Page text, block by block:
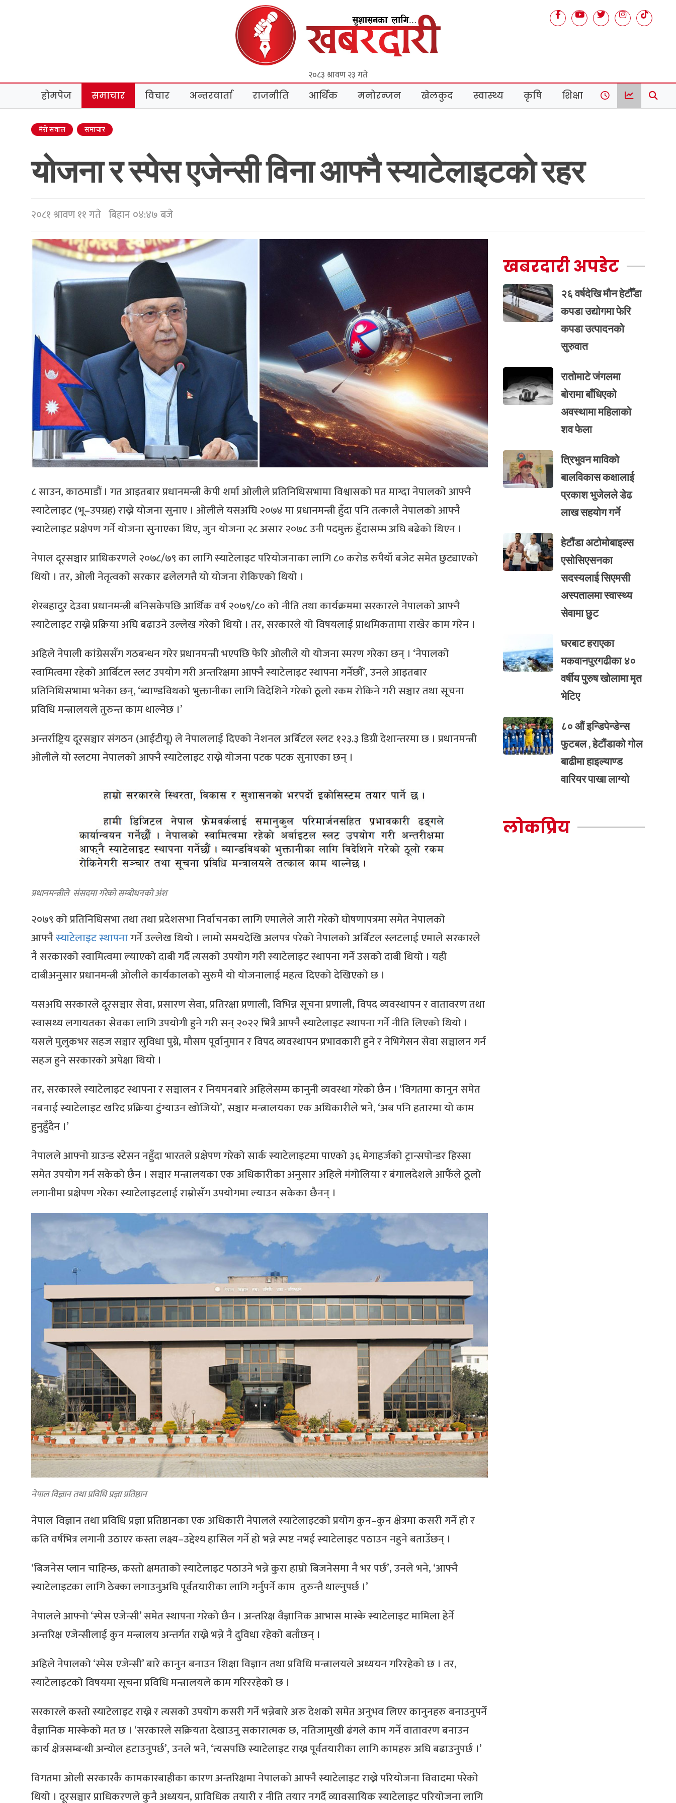
२०८३ श्रावण २३ गते
होमपेज समाचार विचार अन्तरवार्ता राजनीति आर्थिक मनोरन्जन खेलकुद स्वास्थ्य कृषि शिक्षा
मेरो सवाल समाचार
योजना र स्पेस एजेन्सी विना आफ्नै स्याटेलाइटको रहर
२०८१ श्रावण ११ गते बिहान ०४:४७ बजे
८ साउन, काठमाडौं । गत आइतबार प्रधानमन्त्री केपी शर्मा ओलीले प्रतिनिधिसभामा विश्वासको मत माग्दा नेपालको आफ्नै
स्याटेलाइट (भू–उपग्रह) राख्ने योजना सुनाए । ओलीले यसअघि २०७४ मा प्रधानमन्त्री हुँदा पनि तत्कालै नेपालको आफ्नै
स्याटेलाइट प्रक्षेपण गर्ने योजना सुनाएका थिए, जुन योजना २८ असार २०७८ उनी पदमुक्त हुँदासम्म अघि बढेको थिएन ।
नेपाल दूरसञ्चार प्राधिकरणले २०७८/७९ का लागि स्याटेलाइट परियोजनाका लागि ८० करोड रुपैयाँ बजेट समेत छुट्याएको
थियो । तर, ओली नेतृत्वको सरकार ढलेलगत्तै यो योजना रोकिएको थियो ।
शेरबहादुर देउवा प्रधानमन्त्री बनिसकेपछि आर्थिक वर्ष २०७९/८० को नीति तथा कार्यक्रममा सरकारले नेपालको आफ्नै
स्याटेलाइट राख्ने प्रक्रिया अघि बढाउने उल्लेख गरेको थियो । तर, सरकारले यो विषयलाई प्राथमिकतामा राखेर काम गरेन ।
अहिले नेपाली कांग्रेससँग गठबन्धन गरेर प्रधानमन्त्री भएपछि फेरि ओलीले यो योजना स्मरण गरेका छन् । ‘नेपालको
स्वामित्वमा रहेको आर्बिटल स्लट उपयोग गरी अन्तरिक्षमा आफ्नै स्याटेलाइट स्थापना गर्नेछौं’, उनले आइतबार
प्रतिनिधिसभामा भनेका छन्, ‘ब्याण्डविथको भुक्तानीका लागि विदेशिने गरेको ठूलो रकम रोकिने गरी सञ्चार तथा सूचना
प्रविधि मन्त्रालयले तुरुन्त काम थाल्नेछ ।’
अन्तर्राष्ट्रिय दूरसञ्चार संगठन (आईटीयू) ले नेपाललाई दिएको नेशनल अर्बिटल स्लट १२३.३ डिग्री देशान्तरमा छ । प्रधानमन्त्री
ओलीले यो स्लटमा नेपालको आफ्नै स्याटेलाइट राख्ने योजना पटक पटक सुनाएका छन् ।
प्रधानमन्त्रीले संसदमा गरेको सम्बोधनको अंश
२०७९ को प्रतिनिधिसभा तथा तथा प्रदेशसभा निर्वाचनका लागि एमालेले जारी गरेको घोषणापत्रमा समेत नेपालको
आफ्नैस्याटेलाइट स्थापनागर्ने उल्लेख थियो । लामो समयदेखि अलपत्र परेको नेपालको अर्बिटल स्लटलाई एमाले सरकारले
नै सरकारको स्वामित्वमा ल्याएको दाबी गर्दै त्यसको उपयोग गरी स्याटेलाइट स्थापना गर्ने उसको दाबी थियो । यही
दाबीअनुसार प्रधानमन्त्री ओलीले कार्यकालको सुरुमै यो योजनालाई महत्व दिएको देखिएको छ ।
यसअघि सरकारले दूरसञ्चार सेवा, प्रसारण सेवा, प्रतिरक्षा प्रणाली, विभिन्न सूचना प्रणाली, विपद व्यवस्थापन र वातावरण तथा
स्वासथ्य लगायतका सेवका लागि उपयोगी हुने गरी सन् २०२२ भित्रै आफ्नै स्याटेलाइट स्थापना गर्ने नीति लिएको थियो ।
यसले मुलुकभर सहज सञ्चार सुविधा पुग्ने, मौसम पूर्वानुमान र विपद व्यवस्थापन प्रभावकारी हुने र नेभिगेसन सेवा सञ्चालन गर्न
सहज हुने सरकारको अपेक्षा थियो ।
तर, सरकारले स्याटेलाइट स्थापना र सञ्चालन र नियमनबारे अहिलेसम्म कानुनी व्यवस्था गरेको छैन । ‘विगतमा कानुन समेत
नबनाई स्याटेलाइट खरिद प्रक्रिया टुंग्याउन खोजियो’, सञ्चार मन्त्रालयका एक अधिकारीले भने, ‘अब पनि हतारमा यो काम
हुनुहुँदैन ।’
नेपालले आफ्नो ग्राउन्ड स्टेसन नहुँदा भारतले प्रक्षेपण गरेको सार्क स्याटेलाइटमा पाएको ३६ मेगाहर्जको ट्रान्सपोन्डर हिस्सा
समेत उपयोग गर्न सकेको छैन । सञ्चार मन्त्रालयका एक अधिकारीका अनुसार अहिले मंगोलिया र बंगालदेशले आफैंले ठूलो
लगानीमा प्रक्षेपण गरेका स्याटेलाइटलाई राम्रोसँग उपयोगमा ल्याउन सकेका छैनन् ।
नेपाल विज्ञान तथा प्रविधि प्रज्ञा प्रतिष्ठान
नेपाल विज्ञान तथा प्रविधि प्रज्ञा प्रतिष्ठानका एक अधिकारी नेपालले स्याटेलाइटको प्रयोग कुन–कुन क्षेत्रमा कसरी गर्ने हो र
कति वर्षभित्र लगानी उठाएर कस्ता लक्ष्य–उद्देश्य हासिल गर्ने हो भन्ने स्पष्ट नभई स्याटेलाइट पठाउन नहुने बताउँछन् ।
‘बिजनेस प्लान चाहिन्छ, कस्तो क्षमताको स्याटेलाइट पठाउने भन्ने कुरा हाम्रो बिजनेसमा नै भर पर्छ’, उनले भने, ‘आफ्नै
स्याटेलाइटका लागि ठेक्का लगाउनुअघि पूर्वतयारीका लागि गर्नुपर्ने काम तुरुन्तै थाल्नुपर्छ ।’
नेपालले आफ्नो ‘स्पेस एजेन्सी’ समेत स्थापना गरेको छैन । अन्तरिक्ष वैज्ञानिक आभास मास्के स्याटेलाइट मामिला हेर्ने
अन्तरिक्ष एजेन्सीलाई कुन मन्त्रालय अन्तर्गत राख्ने भन्ने नै दुविधा रहेको बताँछन् ।
अहिले नेपालको ‘स्पेस एजेन्सी’ बारे कानुन बनाउन शिक्षा विज्ञान तथा प्रविधि मन्त्रालयले अध्ययन गरिरहेको छ । तर,
स्याटेलाइटको विषयमा सूचना प्रविधि मन्त्रालयले काम गरिररहेको छ ।
सरकारले कस्तो स्याटेलाइट राख्ने र त्यसको उपयोग कसरी गर्ने भन्नेबारे अरु देशको समेत अनुभव लिएर कानुनहरु बनाउनुपर्ने
वैज्ञानिक मास्केको मत छ । ‘सरकारले सक्रियता देखाउनु सकारात्मक छ, नतिजामुखी ढंगले काम गर्ने वातावरण बनाउन
कार्य क्षेत्रसम्बन्धी अन्योल हटाउनुपर्छ’, उनले भने, ‘त्यसपछि स्याटेलाइट राख्न पूर्वतयारीका लागि कामहरु अघि बढाउनुपर्छ ।’
विगतमा ओली सरकारकै कामकारबाहीका कारण अन्तरिक्षमा नेपालको आफ्नै स्याटेलाइट राख्ने परियोजना विवादमा परेको
थियो । दूरसञ्चार प्राधिकरणले कुनै अध्ययन, प्राविधिक तयारी र नीति तयार नगर्दै व्यावसायिक स्याटेलाइट परियोजना लागि
खबरदारी अपडेट
२६ वर्षदेखि मौन हेटौँडा
कपडा उद्योगमा फेरि
कपडा उत्पादनको
सुरुवात
रातोमाटे जंगलमा
बोरामा बाँधिएको
अवस्थामा महिलाको
शव फेला
त्रिभुवन माविको
बालविकास कक्षालाई
प्रकाश भुजेलले डेढ
लाख सहयोग गर्ने
हेटौंडा अटोमोबाइल्स
एसोसिएसनका
सदस्यलाई सिएमसी
अस्पतालमा स्वास्थ्य
सेवामा छुट
घरबाट हराएका
मकवानपुरगढीका ४०
वर्षीय पुरुष खोलामा मृत
भेटिए
८० औं इन्डिपेन्डेन्स
फुटबल , हेटौंडाको गोल
बाढीमा हाइल्याण्ड
वारियर पाखा लाग्यो
लोकप्रिय